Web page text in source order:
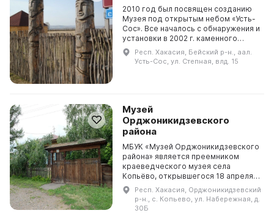
2010 год был посвящен созданию
Музея под открытым небом «Усть-
Сос». Все началось с обнаружения и
установки в 2002 г. каменного
изваяния Окуневской эпохи,
которое привлекло внимание
общественных и рели...
Респ. Хакасия, Бейский р-н., аал.
Усть-Сос, ул. Степная, влд. 15
Музей
Орджоникидзевского
района
МБУК «Музей Орджоникидзевского
района» является преемником
краеведческого музея села
Копьёво, открывшегося 18 апреля
1993 г. Андрианова Лидия
Васильевна, учитель истории
Копьёвской сельской средней шк...
Респ. Хакасия, Орджоникидзевский
р-н., с. Копьево, ул. Набережная, д.
30Б